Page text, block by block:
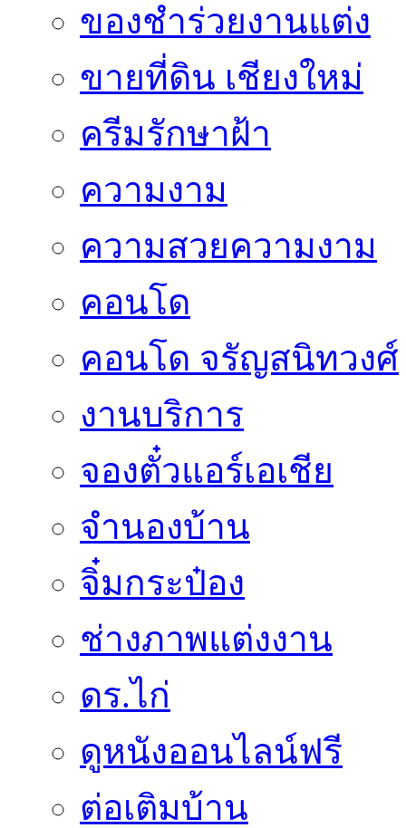
ของชำร่วยงานแต่ง
ขายที่ดิน เชียงใหม่
ครีมรักษาฝ้า
ความงาม
ความสวยความงาม
คอนโด
คอนโด จรัญสนิทวงศ์
งานบริการ
จองตั๋วแอร์เอเชีย
จำนองบ้าน
จิ๋มกระป๋อง
ช่างภาพแต่งงาน
ดร.ไก่
ดูหนังออนไลน์ฟรี
ต่อเติมบ้าน